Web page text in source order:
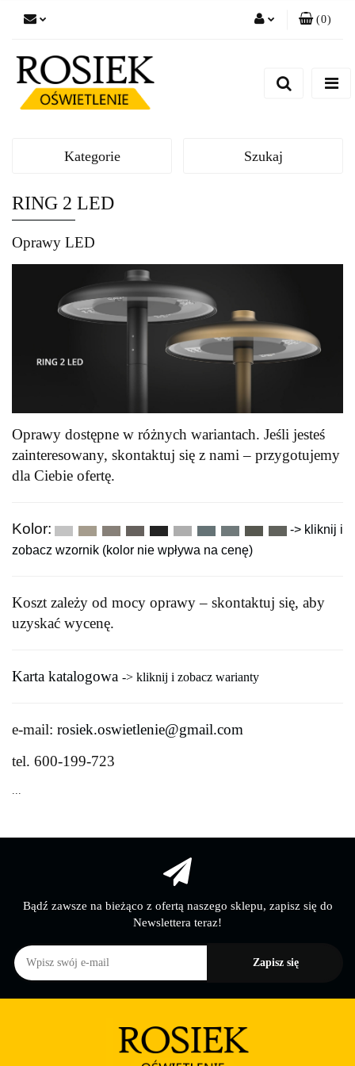
(0)
Kategorie Szukaj
RING 2 LED
Oprawy LED
Oprawy dostępne w różnych wariantach. Jeśli jesteś
zainteresowany, skontaktuj się z nami – przygotujemy
dla Ciebie ofertę.
Kolor:
-> kliknij i
zobacz wzornik (kolor nie wpływa na cenę)
Koszt zależy od mocy oprawy – skontaktuj się, aby
uzyskać wycenę.
Karta katalogowa -> kliknij i zobacz warianty
e-mail: rosiek.oswietlenie@gmail.com
tel. 600-199-723
Bądź zawsze na bieżąco z ofertą naszego sklepu, zapisz się do
Newslettera teraz!